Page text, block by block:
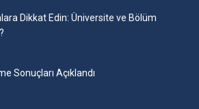
Dikkat Edin: Üniversite ve Bölüm
Sonuçları Açıklandı